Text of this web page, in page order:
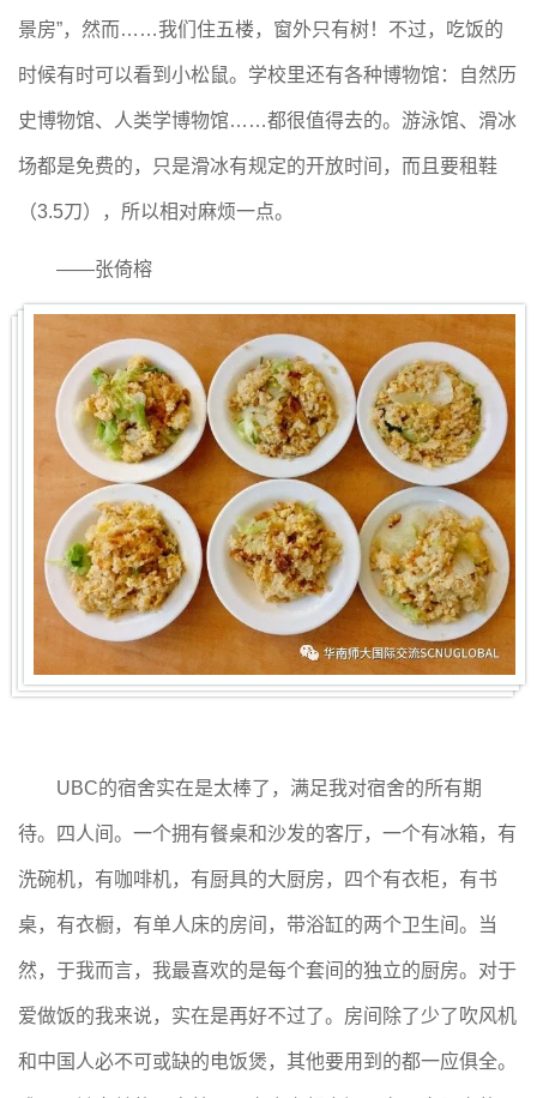
景房”，然而……我们住五楼，窗外只有树！不过，吃饭的
时候有时可以看到小松鼠。学校里还有各种博物馆：自然历
史博物馆、人类学博物馆……都很值得去的。游泳馆、滑冰
场都是免费的，只是滑冰有规定的开放时间，而且要租鞋
（3.5刀），所以相对麻烦一点。
——张倚榕
UBC的宿舍实在是太棒了，满足我对宿舍的所有期
待。四人间。一个拥有餐桌和沙发的客厅，一个有冰箱，有
洗碗机，有咖啡机，有厨具的大厨房，四个有衣柜，有书
桌，有衣橱，有单人床的房间，带浴缸的两个卫生间。当
然，于我而言，我最喜欢的是每个套间的独立的厨房。对于
爱做饭的我来说，实在是再好不过了。房间除了少了吹风机
和中国人必不可或缺的电饭煲，其他要用到的都一应俱全。